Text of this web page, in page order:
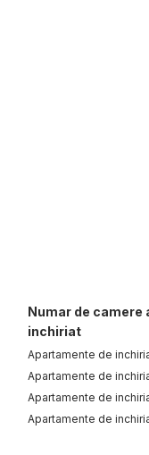
Numar de camere
inchiriat
Apartamente de
Apartamente de
Apartamente de
Apartamente de